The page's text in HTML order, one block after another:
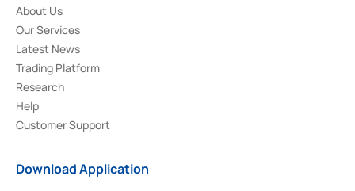
About Us
Our Services
Latest News
Trading Platform
Research
Help
Customer Support
Download Application